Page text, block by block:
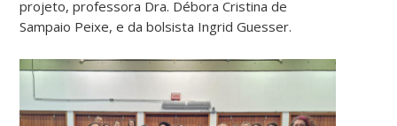
projeto, professora Dra. Débora Cristina de
Sampaio Peixe, e da bolsista Ingrid Guesser.